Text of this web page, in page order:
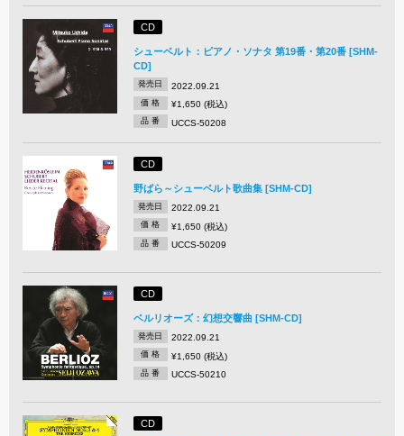
CD
シューベルト：ピアノ・ソナタ 第19番・第20番 [SHM-
CD]
発売日 2022.09.21
価 格 ¥1,650 (税込)
品 番 UCCS-50208
CD
野ばら～シューベルト歌曲集 [SHM-CD]
発売日 2022.09.21
価 格 ¥1,650 (税込)
品 番 UCCS-50209
CD
ベルリオーズ：幻想交響曲 [SHM-CD]
発売日 2022.09.21
価 格 ¥1,650 (税込)
品 番 UCCS-50210
CD